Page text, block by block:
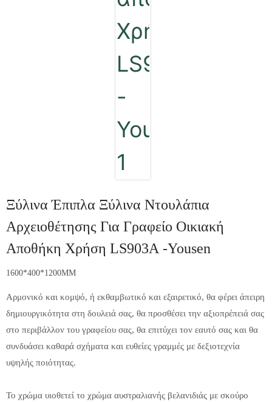
Ξύλινα Έπιπλα Ξύλινα Ντουλάπια
Αρχειοθέτησης Για Γραφείο Οικιακή
Αποθήκη Χρήση LS903A -Yousen
1600*400*1200MM
Αρμονικό και κομψό, ή εκθαμβωτικό και εξαιρετικό, θα φέρει άπειρη
δημιουργικότητα στη δουλειά σας, θα προσθέσει την αξιοπρέπειά σας
στο περιβάλλον του γραφείου σας, θα επιτύχει τον εαυτό σας και θα
συνδυάσει καθαρά σχήματα και ευθείες γραμμές με δεξιοτεχνία
υψηλής ποιότητας.
Το χρώμα υιοθετεί το χρώμα αυστραλιανής βελανιδιάς με σκούρο